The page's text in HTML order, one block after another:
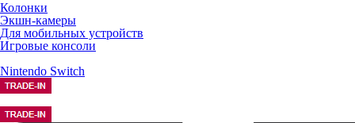
Колонки
Экшн-камеры
Для мобильных устройств
Игровые консоли
Nintendo Switch